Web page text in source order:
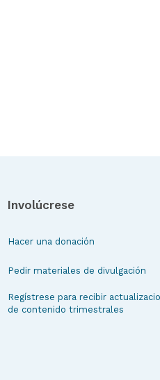
Involúcrese
Hacer una donación
Pedir materiales de divulgación
Regístrese para recibir
de contenido trimestrales